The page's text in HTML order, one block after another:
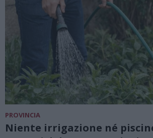
PROVINCIA
Niente irrigazione né